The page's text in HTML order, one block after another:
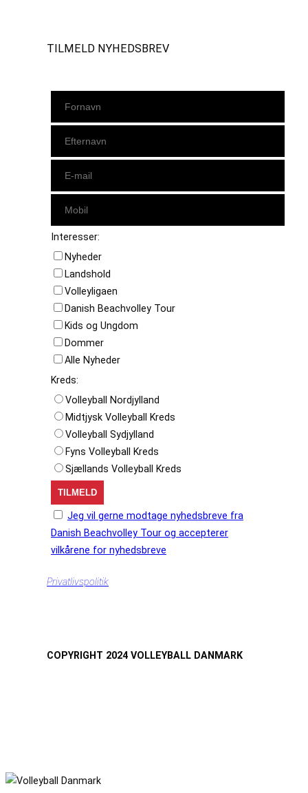
TILMELD NYHEDSBREV
Interesser:
Nyheder
Landshold
Volleyligaen
Danish Beachvolley Tour
Kids og Ungdom
Dommer
Alle Nyheder
Kreds:
Volleyball Nordjylland
Midtjysk Volleyball Kreds
Volleyball Sydjylland
Fyns Volleyball Kreds
Sjællands Volleyball Kreds
Jeg vil gerne modtage nyhedsbreve fra
Danish Beachvolley Tour og accepterer
vilkårene for nyhedsbreve
Privatlivspolitik
COPYRIGHT 2024 VOLLEYBALL DANMARK